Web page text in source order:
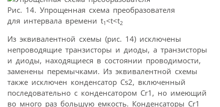
Рис. 14. Упрощенная схема преобразователя
для интервала времени t1<t<t2
Из эквивалентной схемы (рис. 14) исключены
непроводящие транзисторы и диоды, а транзисторы
и диоды, находящиеся в состоянии проводимости,
заменены перемычками. Из эквивалентной схемы
также исключен конденсатор Cs2, включенный
последовательно с конденсатором Cr1, но имеющий
во много раз большую емкость. Конденсаторы Cr1